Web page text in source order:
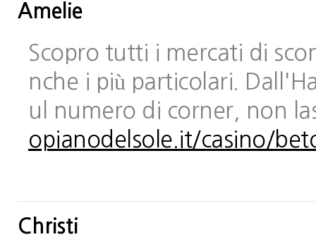
Amelie
Scopro tutti i mercati di
nche i più particolari.
ul numero di corner, non
opianodelsole.it/casino/
Christi